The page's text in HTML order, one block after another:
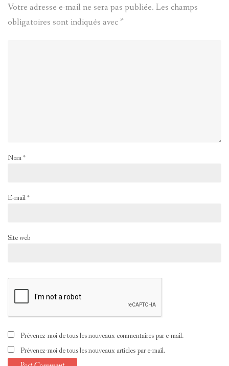
Votre adresse e-mail ne sera pas publiée. Les champs
obligatoires sont indiqués avec*
Nom*
E-mail*
Site web
Prévenez-moi de tous les nouveaux commentaires par e-mail.
Prévenez-moi de tous les nouveaux articles par e-mail.